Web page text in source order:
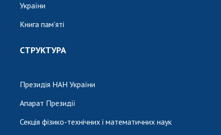
України
Книга пам'яті
СТРУКТУРА
Президія НАН України
Апарат Президії
Секція фізико-технічних і математичних наук